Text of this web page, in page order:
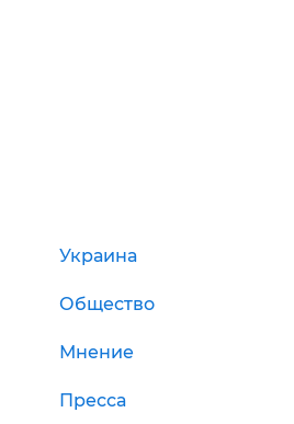
Украина
Общество
Мнение
Пресса